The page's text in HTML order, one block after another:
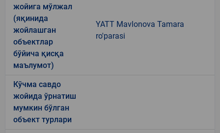
жойига мўлжал
(яқинида
жойлашган
объектлар
бўйича қисқа
маълумот)
YATT Mavlonova Tamara
ro'parasi
Кўчма савдо
жойида ўрнатиш
мумкин бўлган
объект турлари